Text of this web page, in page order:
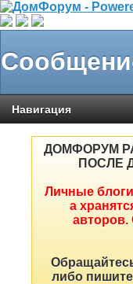
Навигация
ДОМФОРУМ
ПОСЛЕ
Личные
а
либо